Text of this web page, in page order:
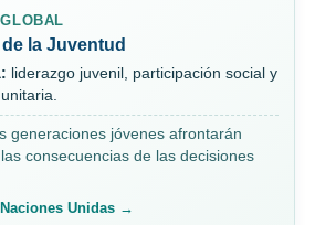
la Juventud
liderazgo juvenil, participación social y
generaciones jóvenes afrontarán
consecuencias de las decisiones
Unidas →